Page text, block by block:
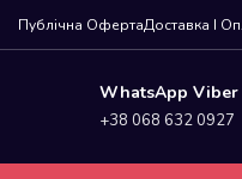
Публічна ОфертаДоставка І
WhatsApp Viber
+38 068 632 0927